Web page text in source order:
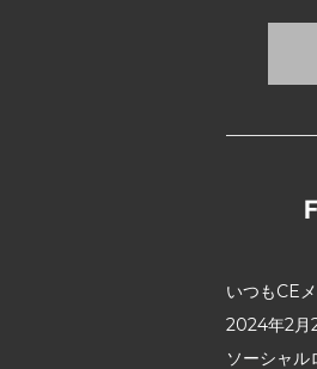
いつもCE
2024年2月
ソーシャ